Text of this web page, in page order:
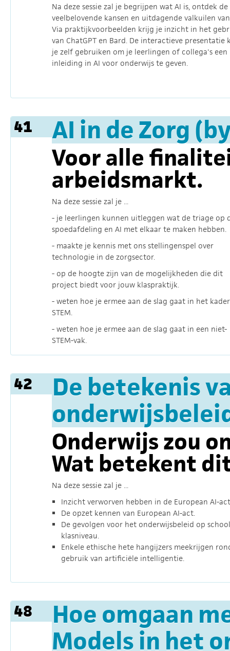
Na deze sessie zal je begrijpen wat AI is, ontdek de
veelbelovende kansen en uitdagende valkuilen
Via praktijkvoorbeelden krijg je inzicht in het
van ChatGPT en Bard. De interactieve presentatie
je zelf gebruiken om je leerlingen of collega's een
inleiding in AI voor onderwijs te geven.
41 AI in de Zorg
Voor alle
arbeidsmarkt.
Na deze sessie zal je ...
- je leerlingen kunnen uitleggen wat de triage op
spoedafdeling en AI met elkaar te maken hebben.
- maakte je kennis met ons stellingenspel over
technologie in de zorgsector.
- op de hoogte zijn van de mogelijkheden die dit
project biedt voor jouw klaspraktijk.
- weten hoe je ermee aan de slag gaat in het
STEM.
- weten hoe je ermee aan de slag gaat in een niet-
STEM-vak.
42
De betekenis
Onderwijs zou
Wat betekent
Na deze sessie zal je ...
Inzicht verworven hebben in de European AI-
De opzet kennen van European AI-act.
De gevolgen voor het onderwijsbeleid op
klasniveau.
Enkele ethische hete hangijzers meekrijgen
gebruik van artificiële intelligentie.
48
Hoe omgaan
Models in het